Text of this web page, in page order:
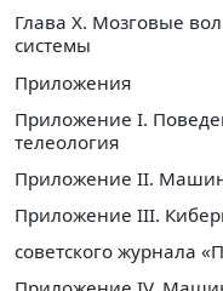
Глава X. Мозговые
системы
Приложения
Приложение I.
телеология
Приложение II.
Приложение III.
советского журнала